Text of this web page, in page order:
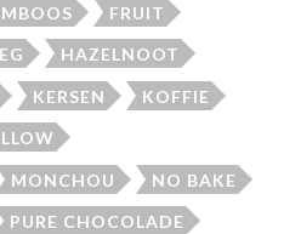
FRUIT
HAZELNOOT
KERSEN KOFFIE
MONCHOU NO BAKE
PURE CHOCOLADE